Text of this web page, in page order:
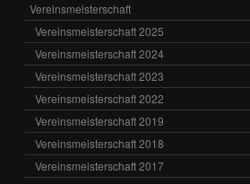
Vereinsmeisterschaft
Vereinsmeisterschaft 2025
Vereinsmeisterschaft 2024
Vereinsmeisterschaft 2023
Vereinsmeisterschaft 2022
Vereinsmeisterschaft 2019
Vereinsmeisterschaft 2018
Vereinsmeisterschaft 2017